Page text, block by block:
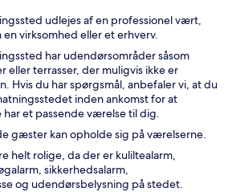
udlejes af en professionel vært,
virksomhed eller et erhverv.
har udendørsområder såsom
eller terrasser, der muligvis ikke er
Hvis du har spørgsmål, anbefaler vi, at du
inden ankomst for at
et passende værelse til dig.
gæster kan opholde sig på værelserne.
helt rolige, da der er kuliltealarm,
sikkerhedsalarm,
og udendørsbelysning på stedet.